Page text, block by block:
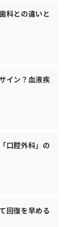
科との違いと
イン？血液疾
口腔外科」の
回復を早める